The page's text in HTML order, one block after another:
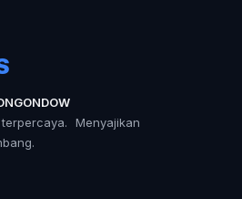
Menyajikan